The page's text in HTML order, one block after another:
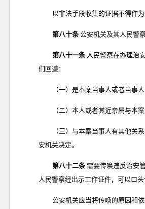
以非法手段收集的证据不得作为
第八十条 公安机关及其人民警
第八十一条 人民警察在办理治
们回避：
（一）是本案当事人或者当事人
（二）本人或者其近亲属与本
（三）与本案当事人有其他关
安机关决定。
第八十二条 需要传唤违反治安
人民警察经出示工作证件，可以口
公安机关应当将传唤的原因和